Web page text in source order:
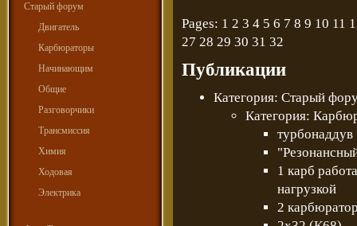
Старый форум
Двигатель
Карбюраторы
Начинающим
Общие
Разговорчики
Трансмиссия
Химия
Ходовая
Электрика
Pages: 1 2 3 4 5 6 7 8 9 10 11
27 28 29 30 31 32
Публикации
Категория: Старый
Категория:
турбонаддув
1 карб
нагрузкой
2